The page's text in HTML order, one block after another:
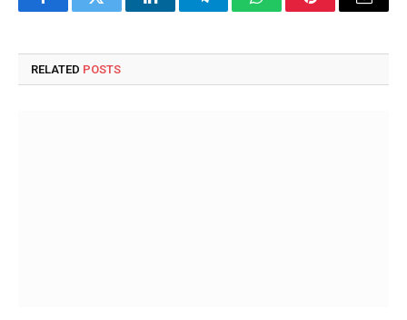
FacebookTwitter LinkedInTelegramWhatsAppPinterestEmail
RELATED POSTS